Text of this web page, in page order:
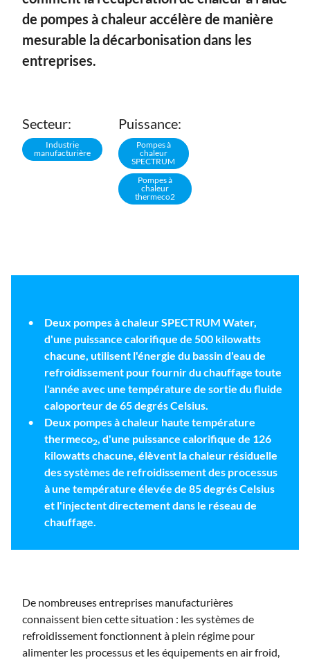
de pompes à chaleur accélère de manière
mesurable la décarbonisation dans les
entreprises.
Secteur:
Industrie
manufacturière
Puissance:
Pompes à
chaleur
SPECTRUM
Pompes à
chaleur
thermeco2
Deux pompes à chaleur SPECTRUM Water,
d'une puissance calorifique de 500 kilowatts
chacune, utilisent l'énergie du bassin d'eau de
refroidissement pour fournir du chauffage toute
l'année avec une température de sortie du fluide
caloporteur de 65 degrés Celsius.
Deux pompes à chaleur haute température
thermeco2, d'une puissance calorifique de 126
kilowatts chacune, élèvent la chaleur résiduelle
des systèmes de refroidissement des processus
à une température élevée de 85 degrés Celsius
et l'injectent directement dans le réseau de
chauffage.
De nombreuses entreprises manufacturières
connaissent bien cette situation : les systèmes de
refroidissement fonctionnent à plein régime pour
alimenter les processus et les équipements en air froid,